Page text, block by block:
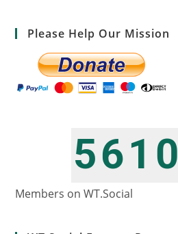
Please Help Our Mission
5
6
6
7
1
2
0
Members on WT.Social